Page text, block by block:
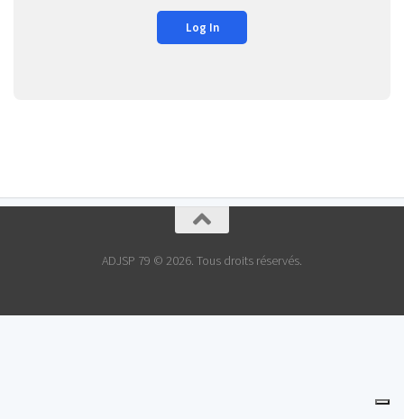
ADJSP 79 © 2026. Tous droits réservés.